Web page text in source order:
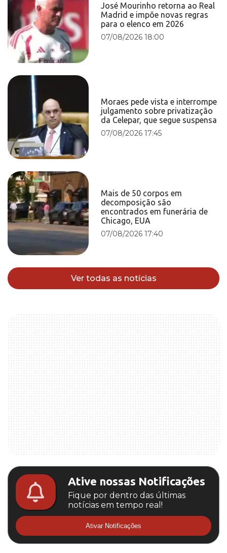
José Mourinho retorna ao Real
Madrid e impõe novas regras
para o elenco em 2026
07/08/2026 18:00
Moraes pede vista e interrompe
julgamento sobre privatização
da Celepar, que segue suspensa
07/08/2026 17:45
Mais de 50 corpos em
decomposição são
encontrados em funerária de
Chicago, EUA
07/08/2026 17:40
Ver todas as notícias
Ative nossas Notificações
Fique por dentro das últimas
notícias em tempo real!
Ativar Notificações